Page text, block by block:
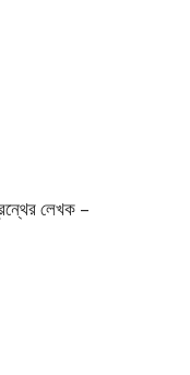
লেখক –